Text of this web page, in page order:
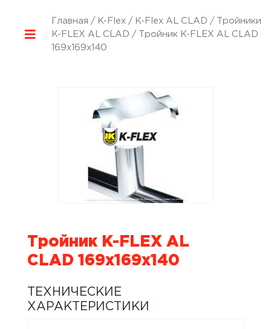
Главная / K-Flex/ K-Flex AL CLAD /
Тройники
K-FLEX AL CLAD / Тройник K-FLEX AL CLAD
169x169x140
Тройник K-FLEX AL
CLAD 169x169x140
ТЕХНИЧЕСКИЕ
ХАРАКТЕРИСТИКИ